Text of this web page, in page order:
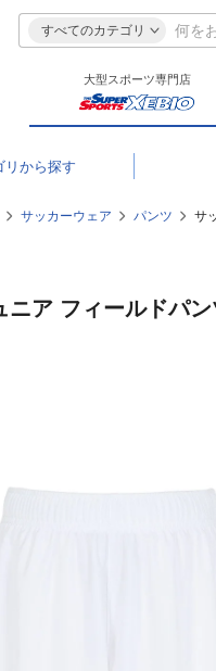
すべてのカテゴリ
大型スポーツ専門店
リ
サッカーウェア パンツ サ
ニア フィールドパ